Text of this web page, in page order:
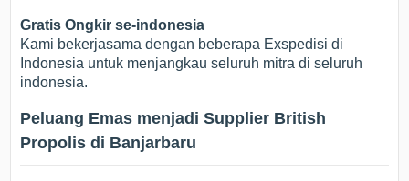
Gratis Ongkir se-indonesia
Kami bekerjasama dengan beberapa Exspedisi di
Indonesia untuk menjangkau seluruh mitra di seluruh
indonesia.
Peluang Emas menjadi Supplier British
Propolis di Banjarbaru